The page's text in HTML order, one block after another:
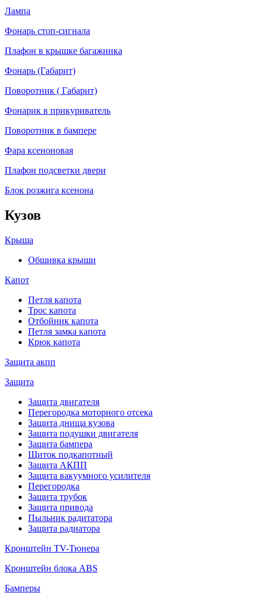
Лампа
Фонарь стоп-сигнала
Плафон в крышке багажника
Фонарь (Габарит)
Поворотник ( Габарит)
Фонарик в прикуриватель
Поворотник в бампере
Фара ксеноновая
Плафон подсветки двери
Блок розжига ксенона
Кузов
Крыша
Обшивка крыши
Капот
Петля капота
Трос капота
Отбойник капота
Петля замка капота
Крюк капота
Защита акпп
Защита
Защита двигателя
Перегородка моторного отсека
Защита днища кузова
Защита подушки двигателя
Защита бампера
Щиток подкапотный
Защита АКПП
Защита вакуумного усилителя
Перегородка
Защита трубок
Защита привода
Пыльник радитатора
Защита радиатора
Кронштейн TV-Тюнера
Кронштейн блока ABS
Бамперы